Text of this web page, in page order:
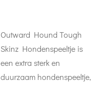
Outward Hound Tough
Skinz Hondenspeeltje is
een extra sterk en
duurzaam hondenspeeltje,